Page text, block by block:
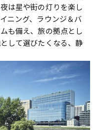
は星や街の灯りを楽し
ニング、ラウンジ＆バ
も備え、旅の拠点とし
して選びたくなる、静